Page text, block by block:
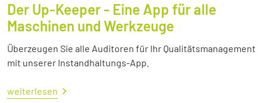
Der Up-Keeper - Eine App für alle
Maschinen und Werkzeuge
Überzeugen Sie alle Auditoren für Ihr Qualitätsmanagement
mit unserer Instandhaltungs-App.
weiterlesen